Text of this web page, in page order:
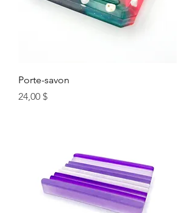
Porte-savon
Prix
24,00 $